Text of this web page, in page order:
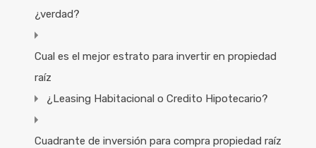
¿verdad?
Cual es el mejor estrato para invertir en propiedad
raíz
¿Leasing Habitacional o Credito Hipotecario?
Cuadrante de inversión para compra propiedad raíz